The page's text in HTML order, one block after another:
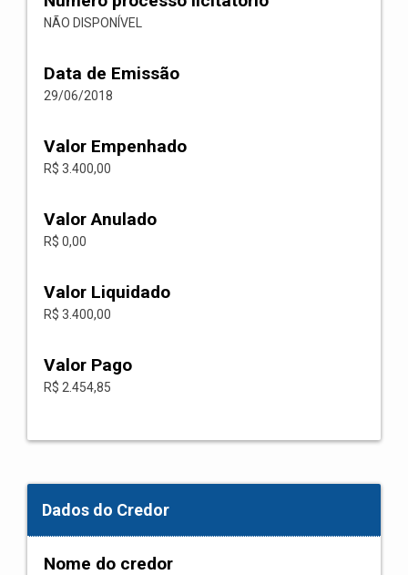
NÃO DISPONÍVEL
Data de Emissão
29/06/2018
Valor Empenhado
R$ 3.400,00
Valor Anulado
R$ 0,00
Valor Liquidado
R$ 3.400,00
Valor Pago
R$ 2.454,85
Dados do Credor
Nome do credor